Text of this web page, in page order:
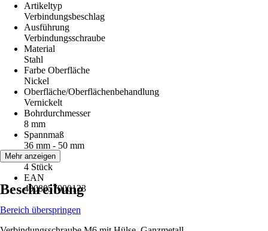
Artikeltyp
Verbindungsbeschlag
Ausführung
Verbindungsschraube
Material
Stahl
Farbe Oberfläche
Nickel
Oberfläche/Oberflächenbehandlung
Vernickelt
Bohrdurchmesser
8 mm
Spannmaß
36 mm - 50 mm
Inhalt
4 Stück
EAN
4008057000123
Mehr anzeigen
Beschreibung
Bereich überspringen